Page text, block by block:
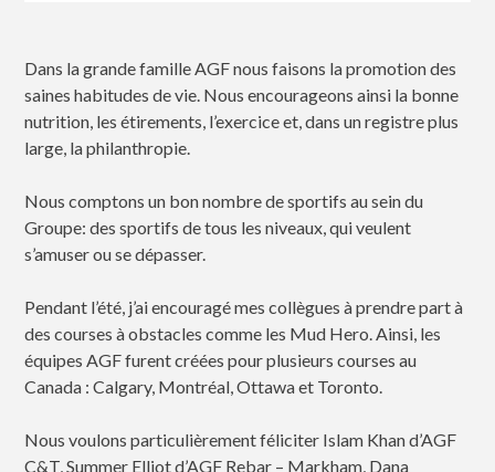
Dans la grande famille AGF nous faisons la promotion des
saines habitudes de vie. Nous encourageons ainsi la bonne
nutrition, les étirements, l’exercice et, dans un registre plus
large, la philanthropie.
Nous comptons un bon nombre de sportifs au sein du
Groupe: des sportifs de tous les niveaux, qui veulent
s’amuser ou se dépasser.
Pendant l’été, j’ai encouragé mes collègues à prendre part à
des courses à obstacles comme les Mud Hero. Ainsi, les
équipes AGF furent créées pour plusieurs courses au
Canada : Calgary, Montréal, Ottawa et Toronto.
Nous voulons particulièrement féliciter Islam Khan d’AGF
C&T, Summer Elliot d’AGF Rebar – Markham, Dana